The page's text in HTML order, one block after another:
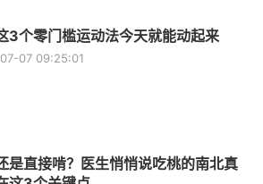
3个零门槛运动法今天就能动起来
07 09:25:01
是直接啃？医生悄悄说吃桃的南北真